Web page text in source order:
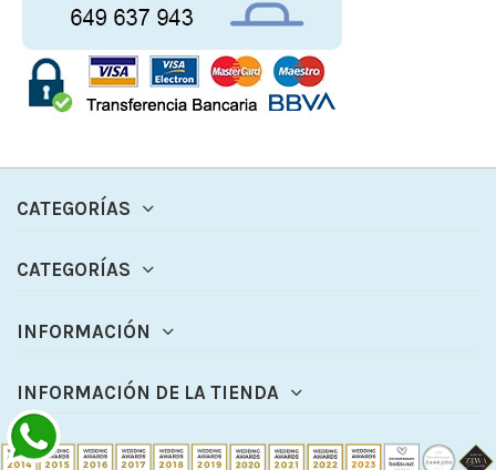
CATEGORÍAS
CATEGORÍAS
INFORMACIÓN
INFORMACIÓN DE LA TIENDA